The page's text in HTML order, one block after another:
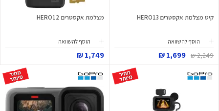
קיט מצלמת אקסטרים HERO13
הוסף להשוואה
2,249 ₪
1,699 ₪
מצלמת אקסטרים HERO12
הוסף להשוואה
1,749 ₪